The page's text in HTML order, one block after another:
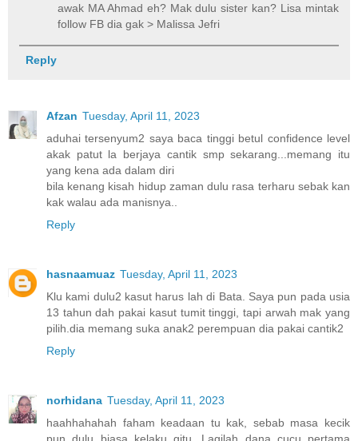
awak MA Ahmad eh? Mak dulu sister kan? Lisa mintak
follow FB dia gak > Malissa Jefri
Reply
Afzan Tuesday, April 11, 2023
aduhai tersenyum2 saya baca tinggi betul confidence level
akak patut la berjaya cantik smp sekarang...memang itu
yang kena ada dalam diri
bila kenang kisah hidup zaman dulu rasa terharu sebak kan
kak walau ada manisnya..
Reply
hasnaamuaz Tuesday, April 11, 2023
Klu kami dulu2 kasut harus lah di Bata. Saya pun pada usia
13 tahun dah pakai kasut tumit tinggi, tapi arwah mak yang
pilih.dia memang suka anak2 perempuan dia pakai cantik2
Reply
norhidana Tuesday, April 11, 2023
haahhahahah faham keadaan tu kak, sebab masa kecik